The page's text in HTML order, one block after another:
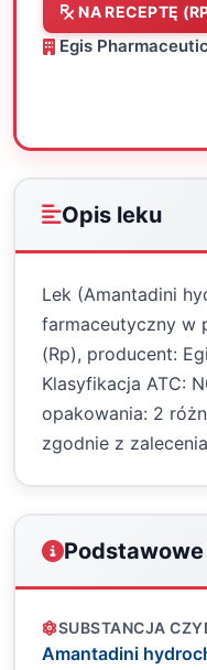
NA RECEPTĘ
Egis
Opis leku
Lek (Amantadini
farmaceutyczny w
(Rp), producent:
Klasyfikacja ATC:
opakowania: 2
zgodnie z
SUBSTANCJA
Amantadini